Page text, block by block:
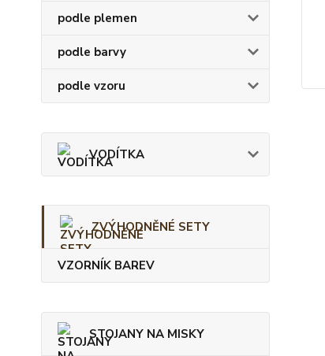
podle plemen
podle barvy
podle vzoru
VODÍTKA
ZVÝHODNĚNÉ SETY
VZORNÍK BAREV
STOJANY NA MISKY